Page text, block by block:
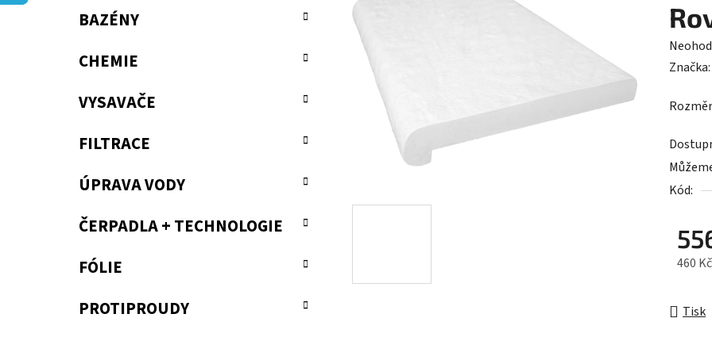
BAZÉNY
CHEMIE
VYSAVAČE
FILTRACE
ÚPRAVA VODY
ČERPADLA + TECHNOLOGIE
FÓLIE
PROTIPROUDY
je
z
5
Značka:
Kód:
460
Tisk